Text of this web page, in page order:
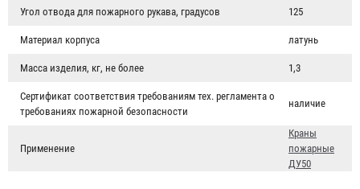
Угол отвода для пожарного рукава, градусов 125
Материал корпуса латунь
Масса изделия, кг, не более 1,3
Сертификат соответствия требованиям тех. регламента о
требованиях пожарной безопасности
наличие
Применение
Краны
пожарные
ДУ50
Головка муфтовая ГМ-50